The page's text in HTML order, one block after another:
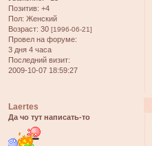
Позитив: +4
Пол: Женский
Возраст: 30 [1996-06-21]
Провел на форуме:
3 дня 4 часа
Последний визит:
2009-10-07 18:59:27
Laertes
Да чо тут написать-то